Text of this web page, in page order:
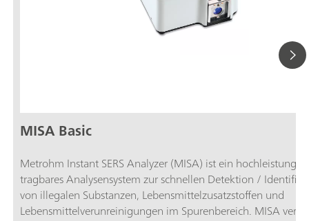
MISA Basic
Metrohm Instant SERS Analyzer (MISA) ist ein
tragbares Analysensystem zur schnellen Detektion /
von illegalen Substanzen, Lebensmittelzusatzstoffen und
Lebensmittelverunreinigungen im Spurenbereich. MISA verfügt